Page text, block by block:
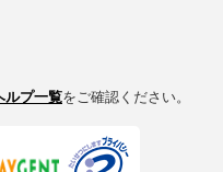
ルプ一覧をご確認ください。